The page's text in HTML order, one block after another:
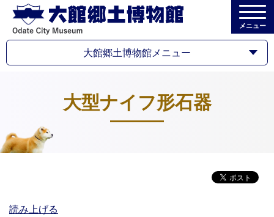
メニュー
大館郷土博物館メニュー
大型ナイフ形石器
読み上げる